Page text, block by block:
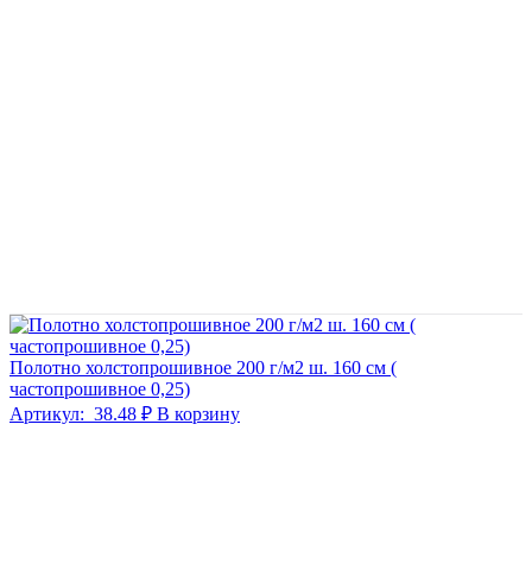
Полотно холстопрошивное 200 г/м2 ш. 160 см (
частопрошивное 0,25)
Артикул: 38.48 ₽ В корзину